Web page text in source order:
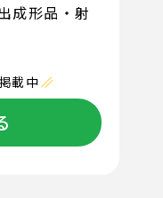
成形品・射
載中